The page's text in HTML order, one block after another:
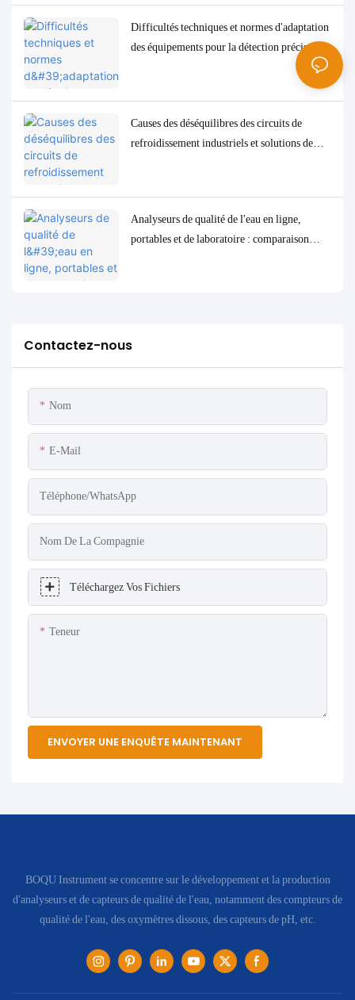
Difficultés techniques et normes d'adaptation
des équipements pour la détection précise des
paramètres de qualité de l'eau à l'état de traces
Causes des déséquilibres des circuits de
refroidissement industriels et solutions de
Analyseurs de qualité de l'eau en ligne,
portables et de laboratoire : comparaison
Contactez-nous
Nom
E-Mail
Téléphone/WhatsApp
Nom De La Compagnie
Téléchargez Vos Fichiers
Teneur
ENVOYER UNE ENQUÊTE MAINTENANT
BOQU Instrument se concentre sur le développement et la production
d'analyseurs et de capteurs de qualité de l'eau, notamment des compteurs de
qualité de l'eau, des oxymètres dissous, des capteurs de pH, etc.